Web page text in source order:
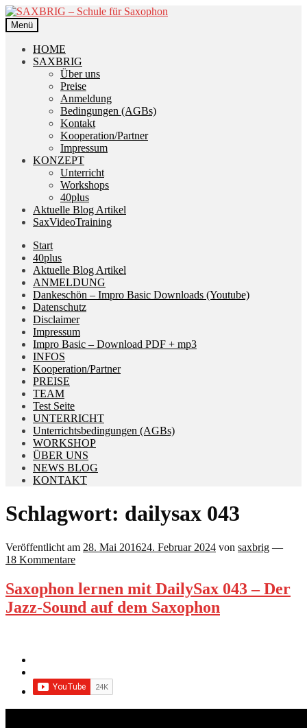
Zur
Navigation
springen
Zum
Inhalt
springen
Menü
HOME
SAXBRIG
Über uns
Preise
Anmeldung
Bedingungen (AGBs)
Kontakt
Kooperation/Partner
Impressum
KONZEPT
Unterricht
Workshops
40plus
Aktuelle Blog Artikel
SaxVideoTraining
Start
40plus
Aktuelle Blog Artikel
ANMELDUNG
Dankeschön – Impro Basic Downloads (Youtube)
Datenschutz
Disclaimer
Impressum
Impro Basic – Download PDF + mp3
INFOS
Kooperation/Partner
PREISE
TEAM
Test Seite
UNTERRICHT
Unterrichtsbedingungen (AGBs)
WORKSHOP
ÜBER UNS
NEWS BLOG
KONTAKT
Schlagwort: dailysax 043
Veröffentlicht am 28. Mai 201624. Februar 2024 von saxbrig —
18 Kommentare
Saxophon lernen mit DailySax 043 – Der
Jazz-Sound auf dem Saxophon